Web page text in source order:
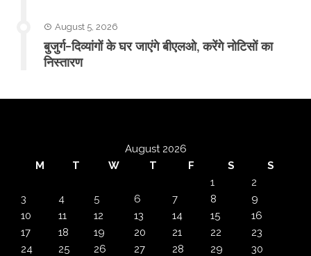
August 5, 2026
बुजुर्ग-दिव्यांगों के घर जाएंगे बीएलओ, करेंगे नोटिसों का
निस्तारण
August 2026
M
T W T F S
S
1
2
3
4 5 6 7 8
9
10
11 12 13 14 15
16
17
18 19 20 21 22
23
24
25 26 27 28 29
30